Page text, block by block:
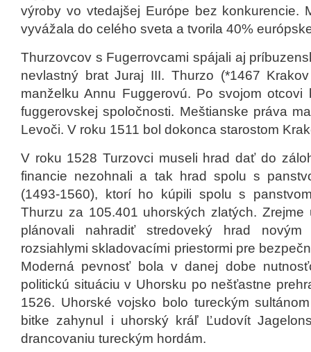
výroby vo vtedajšej Európe bez konkurencie.
vyvážala do celého sveta a tvorila 40%
Thurzovcov s Fugerrovcami spájali aj
nevlastný brat Juraj III. Thurzo (*1467
manželku Annu Fuggerovú. Po svojom otcovi
fuggerovskej spoločnosti. Meštianske práva
Levoči. V roku 1511 bol dokonca starostom
V roku 1528 Turzovci museli hrad dať do
financie nezohnali a tak hrad spolu s
(1493-1560), ktorí ho kúpili spolu s
Thurzu za 105.401 uhorských zlatých.
plánovali nahradiť stredoveký hrad novým
rozsiahlymi skladovacími priestormi pre
Moderná pevnosť bola v danej dobe
politickú situáciu v Uhorsku po nešťastne
1526. Uhorské vojsko bolo tureckým
bitke zahynul i uhorský kráľ Ľudovít
drancovaniu tureckým hordám.